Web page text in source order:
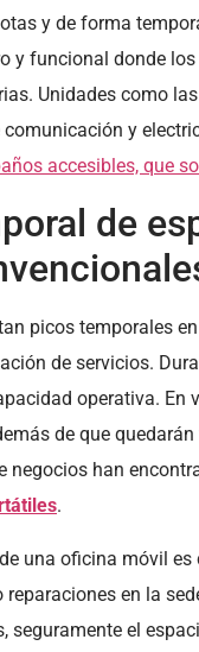
y de forma
y funcional donde
Unidades como
y
accesibles, que
de
picos temporales
de servicios.
operativa. En
de que
negocios han
.
una oficina móvil
en la
seguramente el